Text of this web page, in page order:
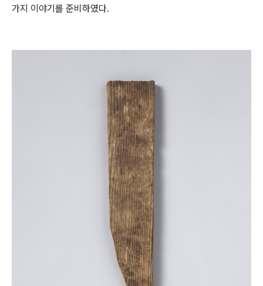
가지 이야기를 준비하였다.